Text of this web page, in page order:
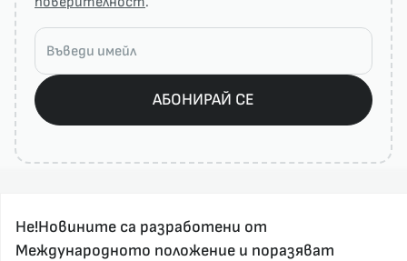
АБОНИРАЙ СЕ
Не!Новините са разработени от
Международното положение и поразяват